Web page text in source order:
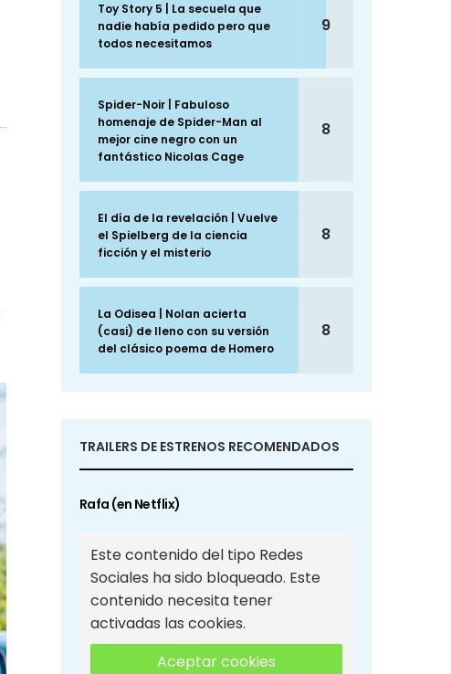
Toy Story 5 | La secuela que
nadie había pedido pero que
todos necesitamos
9
Spider-Noir | Fabuloso
homenaje de Spider-Man al
mejor cine negro con un
fantástico Nicolas Cage
8
El día de la revelación | Vuelve
el Spielberg de la ciencia
ficción y el misterio
8
La Odisea | Nolan acierta
(casi) de lleno con su versión
del clásico poema de Homero
8
TRAILERS DE ESTRENOS RECOMENDADOS
Rafa (en Netflix)
Este contenido del tipo Redes
Sociales ha sido bloqueado. Este
contenido necesita tener
activadas las cookies.
Aceptar cookies